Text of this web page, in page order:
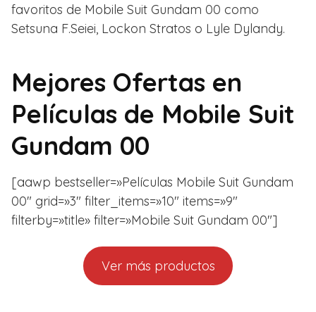
favoritos de Mobile Suit Gundam 00 como
Setsuna F.Seiei, Lockon Stratos o Lyle Dylandy.
Mejores Ofertas en
Películas de Mobile Suit
Gundam 00
[aawp bestseller=»Películas Mobile Suit Gundam
00″ grid=»3″ filter_items=»10″ items=»9″
filterby=»title» filter=»Mobile Suit Gundam 00″]
Ver más productos